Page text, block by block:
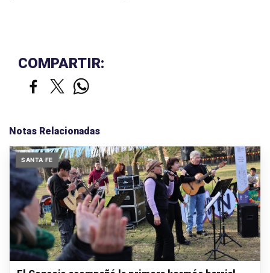
COMPARTIR:
Notas Relacionadas
SANTA FE